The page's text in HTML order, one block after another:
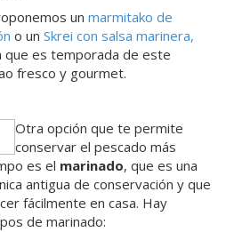
un marmitako de
o un Skrei con salsa marinera,
que es temporada de este
fresco y gourmet.
Otra opción que te permite
conservar el pescado más
es el marinado, que es una
antigua de conservación y que
fácilmente en casa. Hay
de marinado: